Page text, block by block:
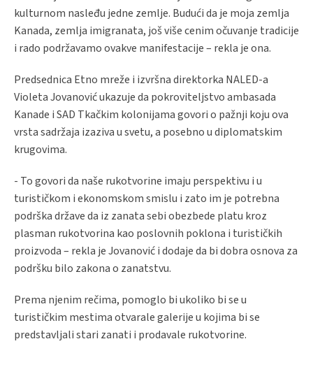
kulturnom nasleđu jedne zemlje. Budući da je moja zemlja
Kanada, zemlja imigranata, još više cenim očuvanje tradicije
i rado podržavamo ovakve manifestacije – rekla je ona.
Predsednica Etno mreže i izvršna direktorka NALED-a
Violeta Jovanović ukazuje da pokroviteljstvo ambasada
Kanade i SAD Tkačkim kolonijama govori o pažnji koju ova
vrsta sadržaja izaziva u svetu, a posebno u diplomatskim
krugovima.
- To govori da naše rukotvorine imaju perspektivu i u
turističkom i ekonomskom smislu i zato im je potrebna
podrška države da iz zanata sebi obezbede platu kroz
plasman rukotvorina kao poslovnih poklona i turističkih
proizvoda – rekla je Jovanović i dodaje da bi dobra osnova za
podršku bilo zakona o zanatstvu.
Prema njenim rečima, pomoglo bi ukoliko bi se u
turističkim mestima otvarale galerije u kojima bi se
predstavljali stari zanati i prodavale rukotvorine.